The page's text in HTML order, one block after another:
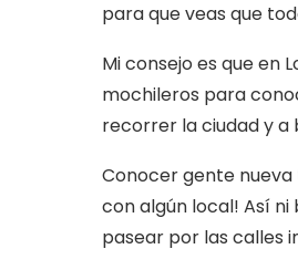
para que veas que
Mi consejo es que en
mochileros para
recorrer la ciudad y a
Conocer gente
con algún local! Así ni
pasear por las calles